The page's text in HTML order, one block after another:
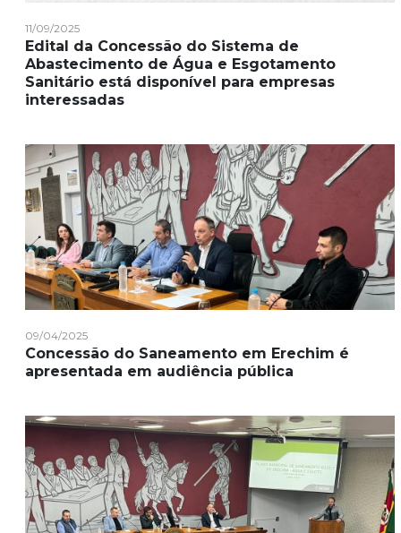
11/09/2025
Edital da Concessão do Sistema de
Abastecimento de Água e Esgotamento
Sanitário está disponível para empresas
interessadas
09/04/2025
Concessão do Saneamento em Erechim é
apresentada em audiência pública